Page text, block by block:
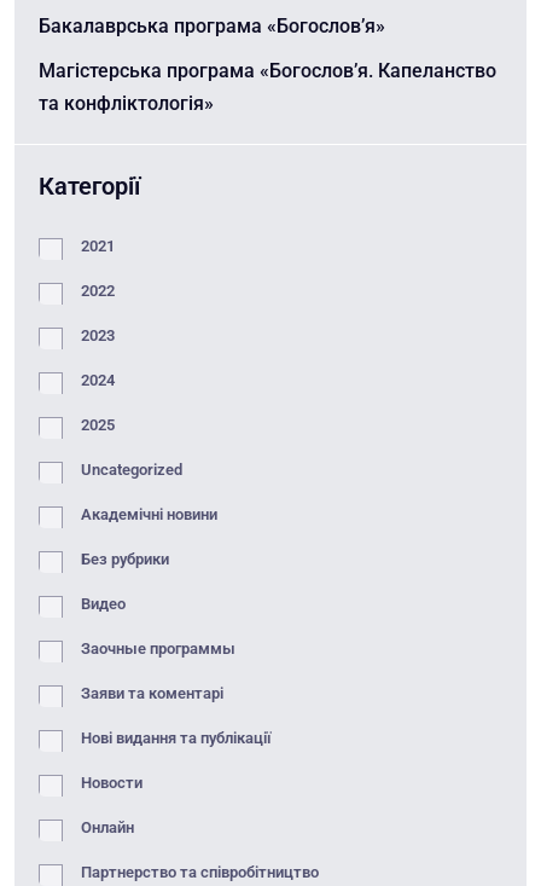
Бакалаврська програма «Богослов’я»
Магістерська програма «Богослов’я. Капеланство
та конфліктологія»
Категорії
2021
2022
2023
2024
2025
Uncategorized
Академічні новини
Без рубрики
Видео
Заочные программы
Заяви та коментарі
Нові видання та публікації
Новости
Онлайн
Партнерство та співробітництво